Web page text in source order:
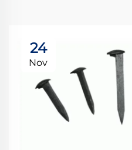
24
Nov